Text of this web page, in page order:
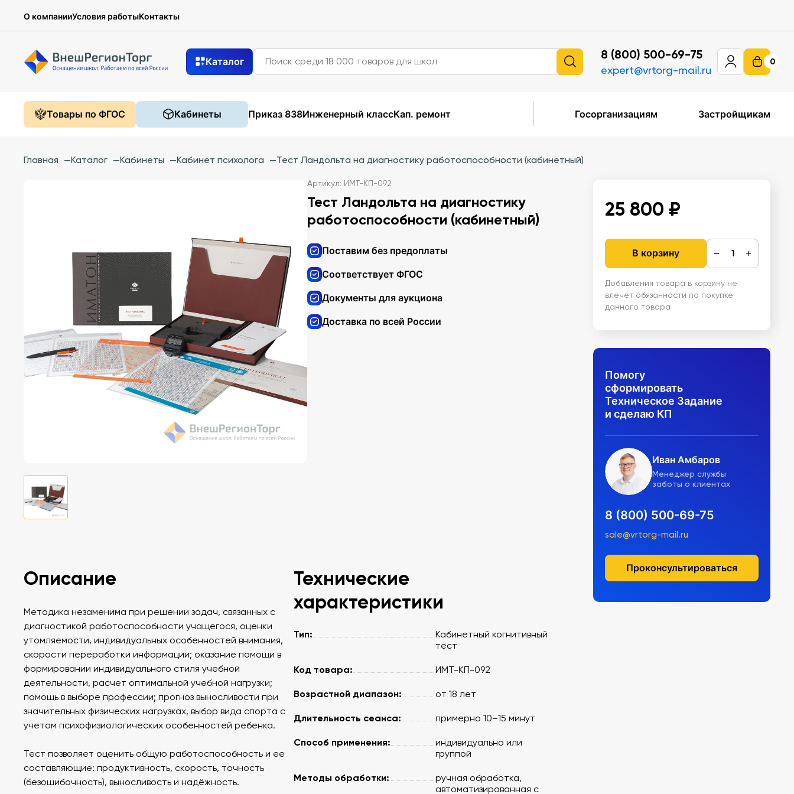
О компанииУсловия работыКонтакты
Каталог 8 (800) 500-69-75
expert@vrtorg-mail.ru
0
Товары по ФГОС Кабинеты Приказ 838Инженерный классКап. ремонт Госорганизациям Застройщикам
Главная —Каталог —Кабинеты —Кабинет психолога —Тест Ландольта на диагностику работоспособности (кабинетный)
Артикул: ИМТ-КП-092
Тест Ландольта на диагностику
работоспособности (кабинетный)
Поставим без предоплаты
Соответствует ФГОС
Документы для аукциона
Доставка по всей России
25 800 ₽
В корзину − +
Добавления товара в корзину не
влечет обязанности по покупке
данного товара
Помогу
сформировать
Техническое Задание
и сделаю КП
Иван Амбаров
Менеджер службы
заботы о клиентах
8 (800) 500-69-75
sale@vrtorg-mail.ru
Проконсультироваться
Описание
Методика незаменима при решении задач, связанных с
диагностикой работоспособности учащегося, оценки
утомляемости, индивидуальных особенностей внимания,
скорости переработки информации; оказание помощи в
формировании индивидуального стиля учебной
деятельности, расчет оптимальной учебной нагрузки;
помощь в выборе профессии; прогноз выносливости при
значительных физических нагрузках, выбор вида спорта с
учетом психофизиологических особенностей ребенка.
Тест позволяет оценить общую работоспособность и ее
составляющие: продуктивность, скорость, точность
(безошибочность), выносливость и надёжность.
Технические
характеристики
Тип:
Кабинетный когнитивный
тест
Код товара: ИМТ-КП-092
Возрастной диапазон: от 18 лет
Длительность сеанса: примерно 10–15 минут
Способ применения:
индивидуально или
группой
Методы обработки:
ручная обработка,
автоматизированная с